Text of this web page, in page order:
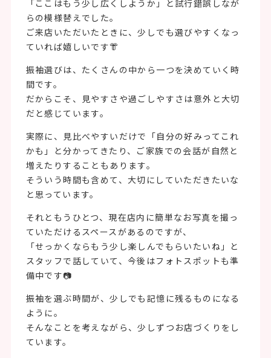
「ここはもう少し広くしようか」と試行錯誤しなが
らの模様替えでした。
ご来店いただいたときに、少しでも選びやすくなっ
ていれば嬉しいです👘
振袖選びは、たくさんの中から一つを決めていく時
間です。
だからこそ、見やすさや過ごしやすさは意外と大切
だと感じています。
実際に、見比べやすいだけで「自分の好みってこれ
かも」と分かってきたり、ご家族での会話が自然と
増えたりすることもあります。
そういう時間も含めて、大切にしていただきたいな
と思っています。
それともうひとつ、現在店内に簡単なお写真を撮っ
ていただけるスペースがあるのですが、
「せっかくならもう少し楽しんでもらいたいね」と
スタッフで話していて、今後はフォトスポットも準
備中です📷
振袖を選ぶ時間が、少しでも記憶に残るものになる
ように。
そんなことを考えながら、少しずつお店づくりをし
ています。